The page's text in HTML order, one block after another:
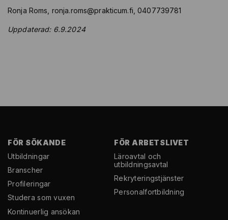
Ronja Roms, ronja.roms@prakticum.fi , 0407739781
Uppdaterad: 6.9.2024
FÖR SÖKANDE
Utbildningar
Branscher
Profileringar
Studera som vuxen
Kontinuerlig ansökan
FÖR ARBETSLIVET
Läroavtal och
utbildningsavtal
Rekryterings­tjänster
Personal­fortbildning